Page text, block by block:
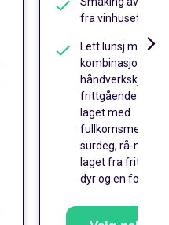
fra vinhuset
Lett lunsj med
kombinasjon av
håndverkskjøtt
frittgående dyr,
laget med
fullkornsmel og
surdeg, rå-
laget fra
dyr og en forrett